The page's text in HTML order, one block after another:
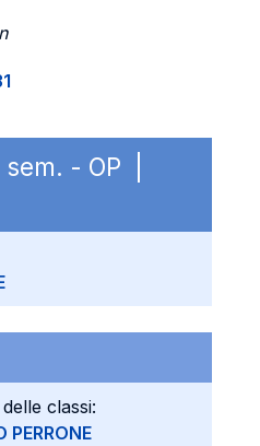
- OP |
classi:
PERRONE